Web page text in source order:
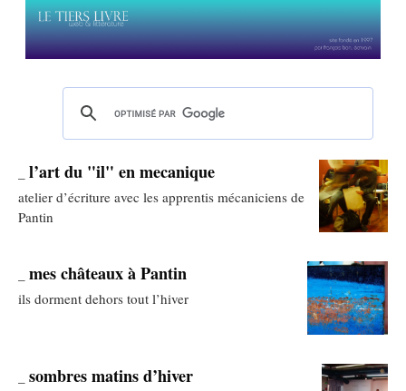
l’art du "il" en mecanique
atelier d’écriture avec les apprentis mécaniciens de
Pantin
mes châteaux à Pantin
ils dorment dehors tout l’hiver
sombres matins d’hiver